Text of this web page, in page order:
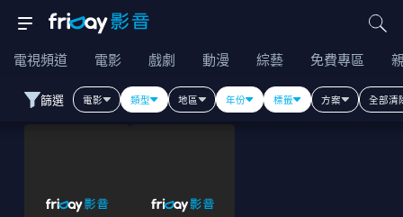
電視頻道 電影 戲劇 動漫 綜藝 免費專區
篩選 電影 類型 地區 年份 標籤 方案 全部清